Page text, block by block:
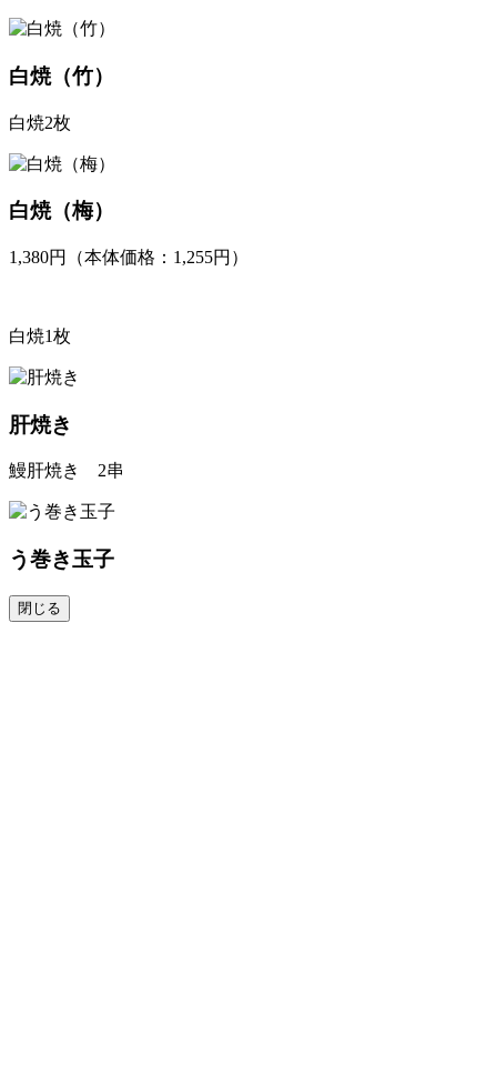
白焼（竹）
白焼2枚
白焼（梅）
1,380円（本体価格：1,255円）
白焼1枚
肝焼き
鰻肝焼き 2串
う巻き玉子
閉じる